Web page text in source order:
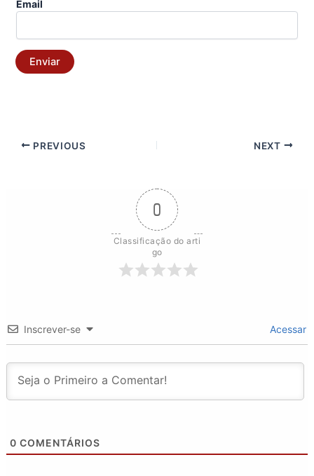
Email
Enviar
PREVIOUS NEXT
0
Classificação do arti
go
Inscrever-se Acessar
0 COMENTÁRIOS